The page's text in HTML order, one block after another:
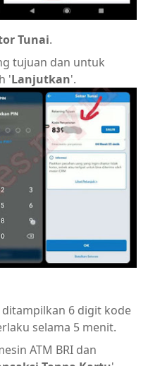
Tunai.
tujuan dan untuk
'Lanjutkan'.
6 digit kode
selama 5 menit.
ATM BRI dan